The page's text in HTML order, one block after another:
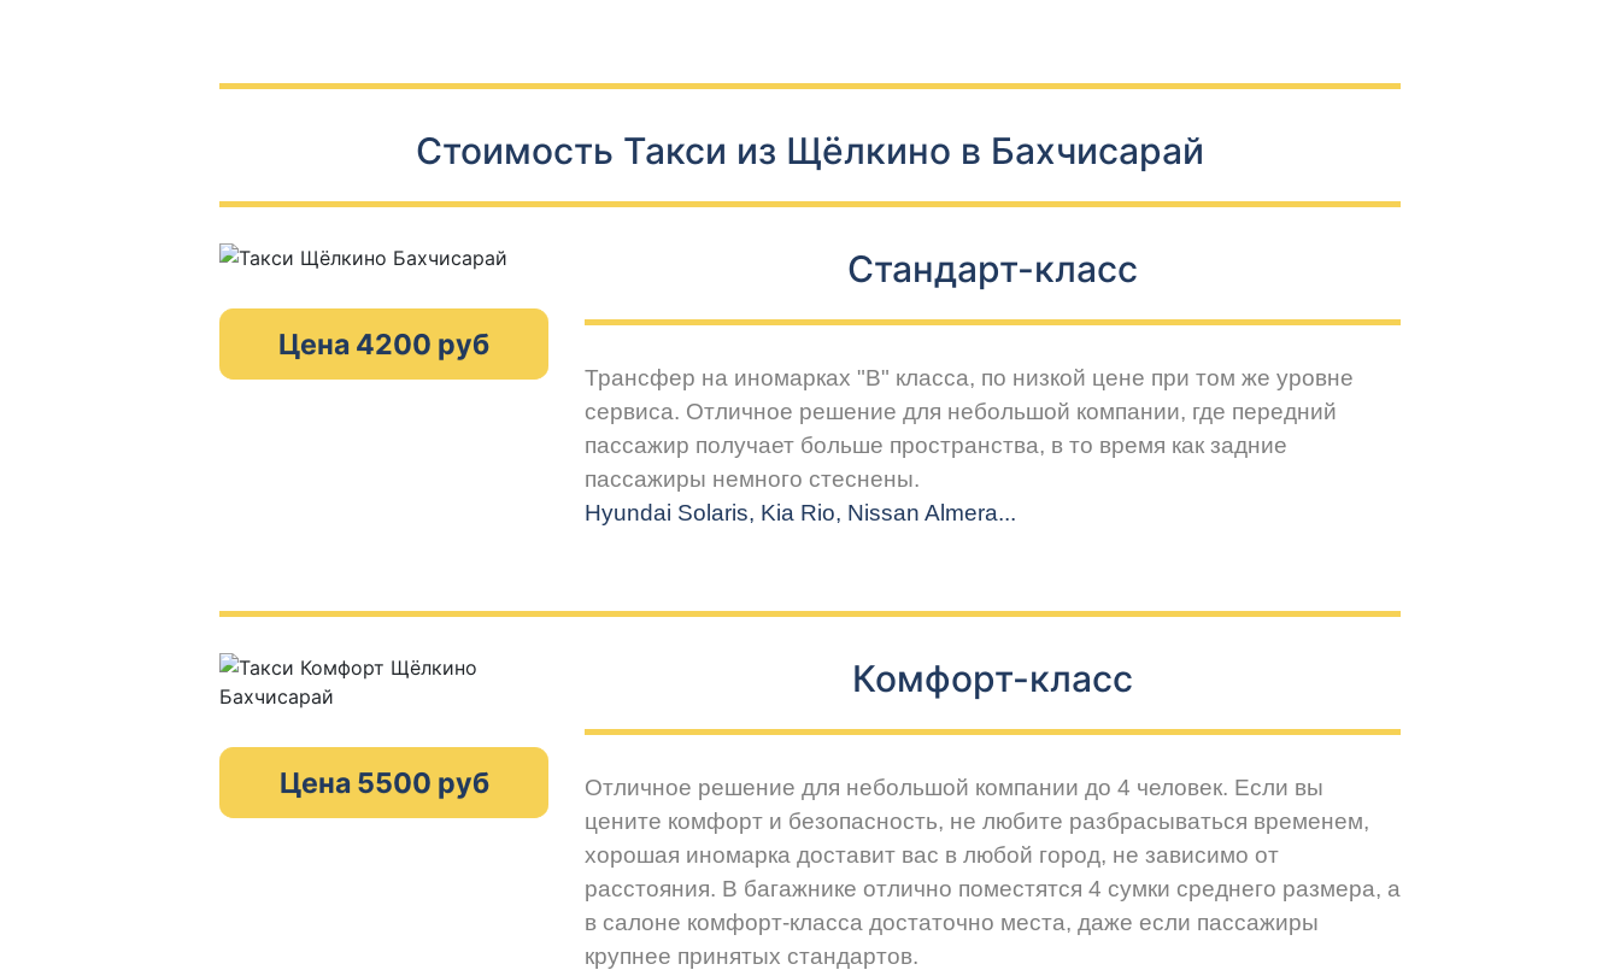
Стоимость Такси из Щёлкино в Бахчисарай
Цена 4200 руб
Стандарт-класс
Трансфер на иномарках "В" класса, по низкой цене при том же уровне
сервиса. Отличное решение для небольшой компании, где передний
пассажир получает больше пространства, в то время как задние
пассажиры немного стеснены.
Hyundai Solaris, Kia Rio, Nissan Almera...
Цена 5500 руб
Комфорт-класс
Отличное решение для небольшой компании до 4 человек. Если вы
цените комфорт и безопасность, не любите разбрасываться временем,
хорошая иномарка доставит вас в любой город, не зависимо от
расстояния. В багажнике отлично поместятся 4 сумки среднего размера, а
в салоне комфорт-класса достаточно места, даже если пассажиры
крупнее принятых стандартов.